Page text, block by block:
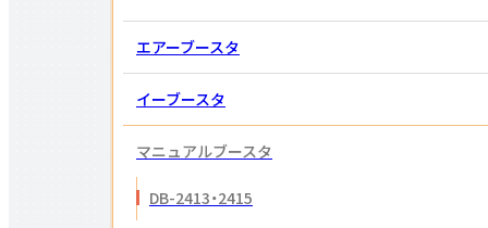
エアーブースタ
イーブースタ
マニュアルブースタ
DB-2413・2415